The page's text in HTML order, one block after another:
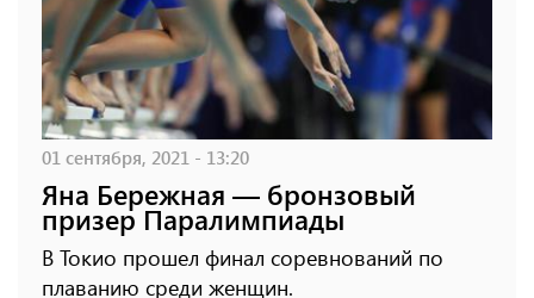
01 сентября, 2021 - 13:20
Яна Бережная — бронзовый
призер Паралимпиады
В Токио прошел финал соревнований по
плаванию среди женщин.